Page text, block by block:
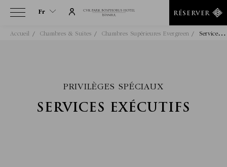
Fr
Fr
Ru
RÉSERVER
Accueil Chambres & Suites Chambres Supérieures Evergreen S
Ervices Exécutifs
PRIVILÈGES SPÉCIAUX
SERVICES EXÉCUTIFS